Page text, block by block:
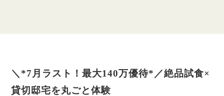
＼*7月ラスト！最大140万優待*／絶品試食×
貸切邸宅を丸ごと体験